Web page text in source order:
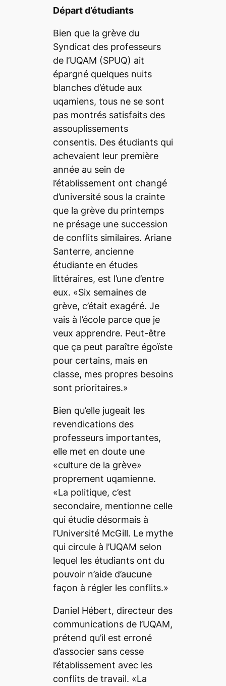
Départ d’étudiants
Bien que la grève du
Syndicat des professeurs
de l’UQAM (SPUQ) ait
épargné quelques nuits
blanches d’étude aux
uqamiens, tous ne se sont
pas montrés satisfaits des
assouplissements
consentis. Des étudiants qui
achevaient leur première
année au sein de
l’établissement ont changé
d’université sous la crainte
que la grève du printemps
ne présage une succession
de conflits similaires. Ariane
Santerre, ancienne
étudiante en études
littéraires, est l’une d’entre
eux. «Six semaines de
grève, c’était exagéré. Je
vais à l’école parce que je
veux apprendre. Peut-être
que ça peut paraître égoïste
pour certains, mais en
classe, mes propres besoins
sont prioritaires.»
Bien qu’elle jugeait les
revendications des
professeurs importantes,
elle met en doute une
«culture de la grève»
proprement uqamienne.
«La politique, c’est
secondaire, mentionne celle
qui étudie désormais à
l’Université McGill. Le mythe
qui circule à l’UQAM selon
lequel les étudiants ont du
pouvoir n’aide d’aucune
façon à régler les conflits.»
Daniel Hébert, directeur des
communications de l’UQAM,
prétend qu’il est erroné
d’associer sans cesse
l’établissement avec les
conflits de travail. «La